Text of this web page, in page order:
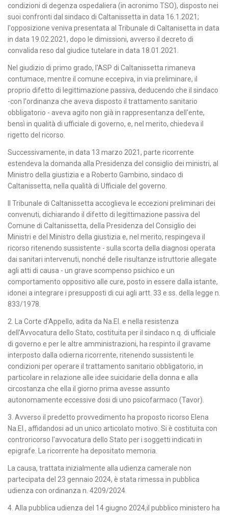
condizioni di degenza ospedaliera (in acronimo TSO), disposto nei
suoi confronti dal sindaco di Caltanissetta in data 16.1.2021;
l'opposizione veniva presentata al Tribunale di Caltanisetta in data
in data 19.02.2021, dopo le dimissioni, avverso il decreto di
convalida reso dal giudice tutelare in data 18.01.2021.
Nel giudizio di primo grado, l'ASP di Caltanissetta rimaneva
contumace, mentre il comune eccepiva, in via preliminare, il
proprio difetto di legittimazione passiva, deducendo che il sindaco
-con l'ordinanza che aveva disposto il trattamento sanitario
obbligatorio - aveva agito non già in rappresentanza dell'ente,
bensì in qualità di ufficiale di governo, e, nel merito, chiedeva il
rigetto del ricorso.
Successivamente, in data 13 marzo 2021, parte ricorrente
estendeva la domanda alla Presidenza del consiglio dei ministri, al
Ministro della giustizia e a Roberto Gambino, sindaco di
Caltanissetta, nella qualità di Ufficiale del governo.
Il Tribunale di Caltanissetta accoglieva le eccezioni preliminari dei
convenuti, dichiarando il difetto di legittimazione passiva del
Comune di Caltanissetta, della Presidenza del Consiglio dei
Ministri e del Ministro della giustizia e, nel merito, respingeva il
ricorso ritenendo sussistente - sulla scorta della diagnosi operata
dai sanitari intervenuti, nonché delle risultanze istruttorie allegate
agli atti di causa - un grave scompenso psichico e un
comportamento oppositivo alle cure, posto in essere dalla istante,
idonei a integrare i presupposti di cui agli artt. 33 e ss. della legge n.
833/1978.
2. La Corte d'Appello, adita da Na.El. e nella resistenza
dell'Avvocatura dello Stato, costituita per il sindaco n.q. di ufficiale
di governo e per le altre amministrazioni, ha respinto il gravame
interposto dalla odierna ricorrente, ritenendo sussistenti le
condizioni per operare il trattamento sanitario obbligatorio, in
particolare in relazione alle idee suicidarie della donna e alla
circostanza che ella il giorno prima avesse assunto
autonomamente eccessive dosi di uno psicofarmaco (Tavor).
3. Avverso il predetto provvedimento ha proposto ricorso Elena
Na.El., affidandosi ad un unico articolato motivo. Si è costituita con
controricorso l'avvocatura dello Stato per i soggetti indicati in
epigrafe. La ricorrente ha depositato memoria.
La causa, trattata inizialmente alla udienza camerale non
partecipata del 23 gennaio 2024, è stata rimessa in pubblica
udienza con ordinanza n. 4209/2024.
4. Alla pubblica udienza del 14 giugno 2024,il pubblico ministero ha